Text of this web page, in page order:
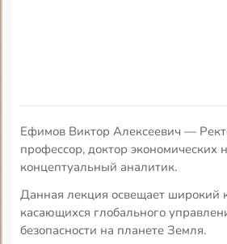
Ефимов Виктор Алексеевич —
профессор, доктор экономических
концептуальный аналитик.
Данная лекция освещает широкий
касающихся глобального
безопасности на планете Земля.